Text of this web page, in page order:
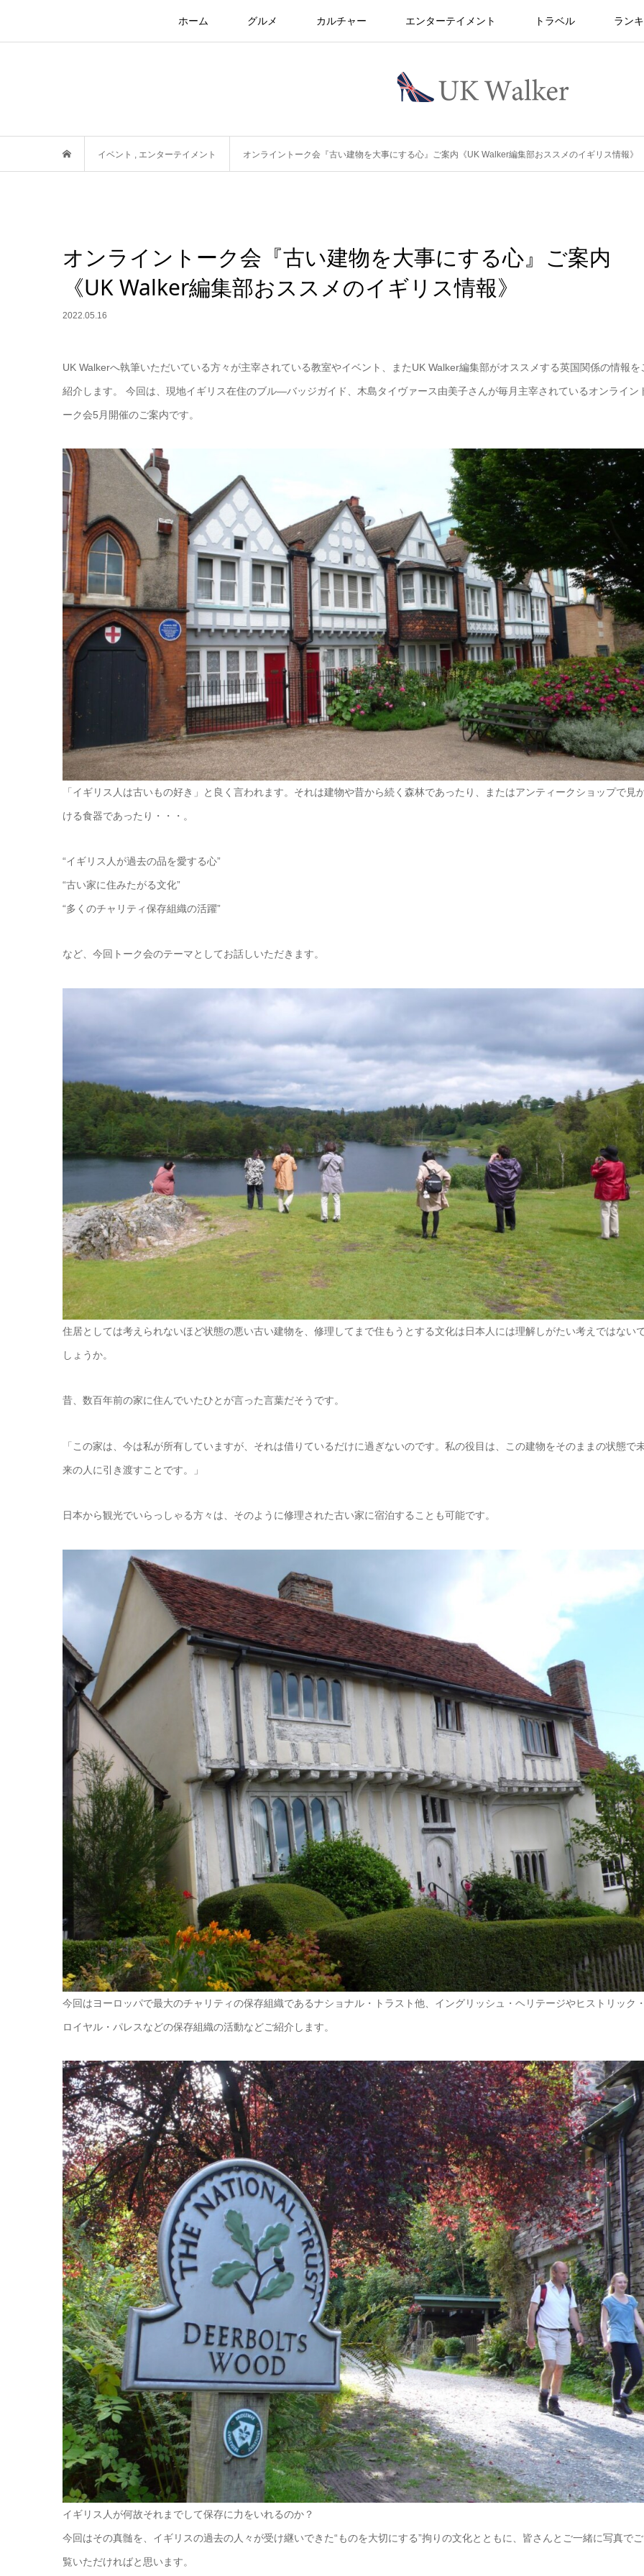
ホーム グルメ カルチャー エンターテイメント トラベル ラン
イベント , エンターテイメント オンライントーク会『古い建物を大事にする心』ご案内《UK Walker編集部おススメのイギリス情報》
オンライントーク会『古い建物を大事にする心』ご案内
《UK Walker編集部おススメのイギリス情報》
2022.05.16
UK Walkerへ執筆いただいている方々が主宰されている教室やイベント、またUK Walker編集部がオススメする英国関係の情報を
紹介します。 今回は、現地イギリス在住のブル―バッジガイド、木島タイヴァース由美子さんが毎月主宰されているオンライン
ーク会5月開催のご案内です。
「イギリス人は古いもの好き」と良く言われます。それは建物や昔から続く森林であったり、またはアンティークショップで見
ける食器であったり・・・。
“イギリス人が過去の品を愛する心”
“古い家に住みたがる文化”
“多くのチャリティ保存組織の活躍”
など、今回トーク会のテーマとしてお話しいただきます。
住居としては考えられないほど状態の悪い古い建物を、修理してまで住もうとする文化は日本人には理解しがたい考えではない
しょうか。
昔、数百年前の家に住んでいたひとが言った言葉だそうです。
「この家は、今は私が所有していますが、それは借りているだけに過ぎないのです。私の役目は、この建物をそのままの状態で
来の人に引き渡すことです。」
日本から観光でいらっしゃる方々は、そのように修理された古い家に宿泊することも可能です。
今回はヨーロッパで最大のチャリティの保存組織であるナショナル・トラスト他、イングリッシュ・ヘリテージやヒストリック
ロイヤル・パレスなどの保存組織の活動などご紹介します。
イギリス人が何故それまでして保存に力をいれるのか？
今回はその真髄を、イギリスの過去の人々が受け継いできた“ものを大切にする”拘りの文化とともに、皆さんとご一緒に写真でご
覧いただければと思います。